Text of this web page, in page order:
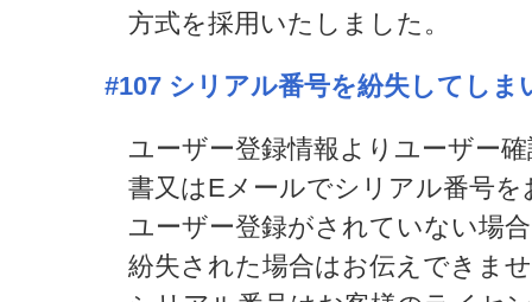
方式を採用いたしました。
#107 シリアル番号を紛失してしま
ユーザー登録情報よりユーザー
書又はEメールでシリアル番号
ユーザー登録がされていない場
紛失された場合はお伝えできま